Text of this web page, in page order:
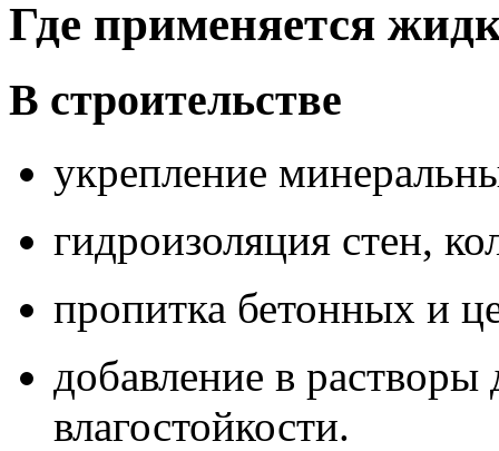
Где применяется
В строительстве
укрепление
гидроизоляция стен,
пропитка бетонных и
добавление в
влагостойкости.